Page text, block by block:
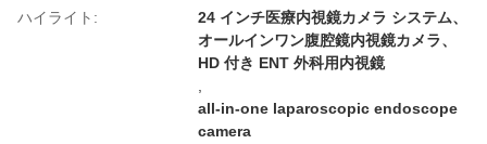
ハイライト:
24 インチ医療内視鏡カメラ システム、
オールインワン腹腔鏡内視鏡カメラ、
HD 付き ENT 外科用内視鏡
all-in-one laparoscopic endoscope
camera